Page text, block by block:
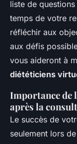
liste de
temps de votre
réfléchir aux
aux défis
vous aideront à
diététiciens
Importance de
après la
Le succès de
seulement lors